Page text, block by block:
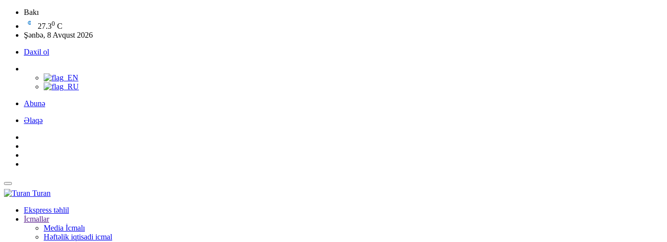
Bakı
27.30 C
Şənbə, 8 Avqust 2026
Daxil ol
Abunə
Əlaqə
Turan
Ekspress təhlil
İcmallar
Media İcmalı
Həftəlik iqtisadi icmal